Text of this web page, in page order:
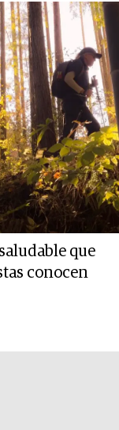
que
conocen